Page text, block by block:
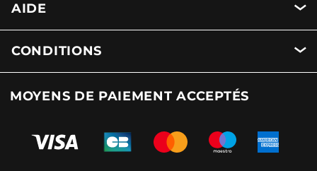
AIDE
CONDITIONS
MOYENS DE PAIEMENT ACCEPTÉS